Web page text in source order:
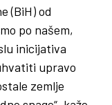
(BiH) od
po našem,
inicijativa
upravo
zemlje